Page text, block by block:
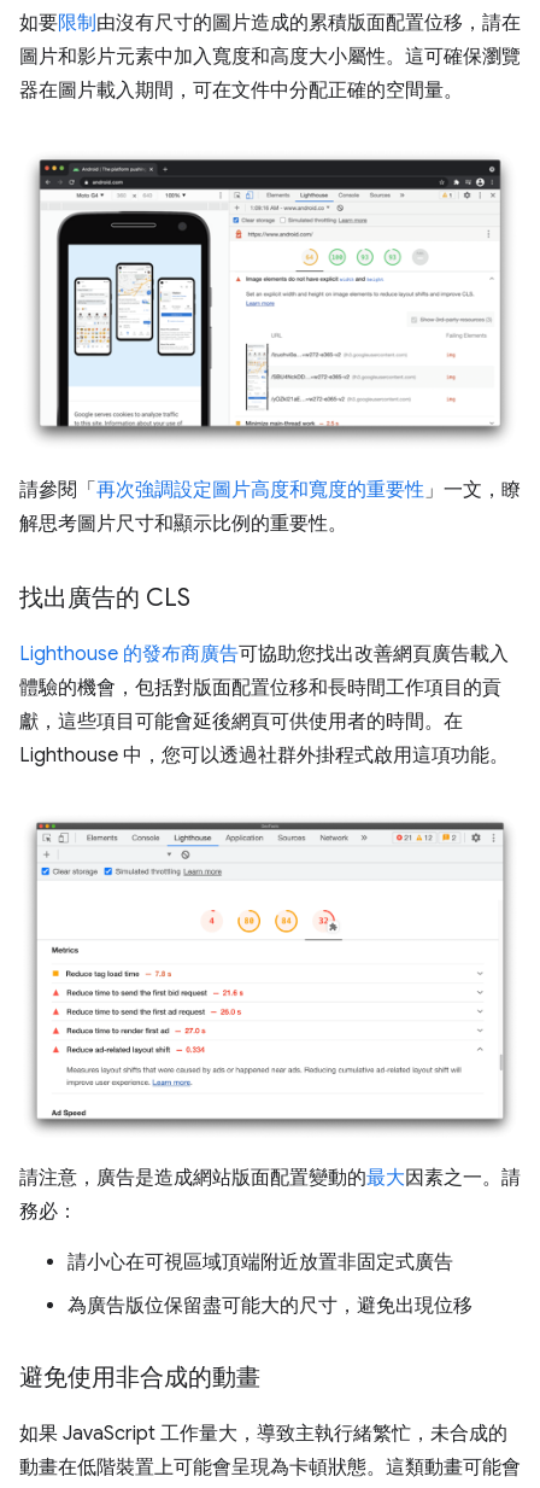
如要限制由沒有尺寸的圖片造成的累積版面配置位移，請在
圖片和影片元素中加入寬度和高度大小屬性。這可確保瀏覽
器在圖片載入期間，可在文件中分配正確的空間量。
請參閱「 再次強調設定圖片高度和寬度的重要性」一文，瞭
解思考圖片尺寸和顯示比例的重要性。
找出廣告的 CLS
Lighthouse 的發布商廣告可協助您找出改善網頁廣告載入
體驗的機會，包括對版面配置位移和長時間工作項目的貢
獻，這些項目可能會延後網頁可供使用者的時間。在
Lighthouse 中，您可以透過社群外掛程式啟用這項功能。
請注意，廣告是造成網站版面配置變動的最大因素之一。請
務必：
請小心在可視區域頂端附近放置非固定式廣告
為廣告版位保留盡可能大的尺寸，避免出現位移
避免使用非合成的動畫
如果 JavaScript 工作量大，導致主執行緒繁忙，未合成的
動畫在低階裝置上可能會呈現為卡頓狀態。這類動畫可能會